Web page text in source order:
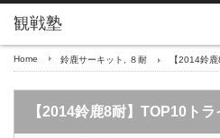
Home 鈴鹿サーキット ８耐 【2014鈴
【2014鈴鹿8耐】TOP10ト